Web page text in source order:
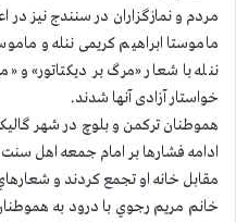
مردم و نمازگزاران در سنندج نیز
ماموستا ابراهیم کریمی ننله و
ننله با شعار «مرگ بر دیکتاتور»
خواستار آزادی آنها شدند.
هموطنان ترکمن و بلوچ در شهر
ادامه فشارها بر امام جمعه اهل
مقابل خانه او تجمع كردند و
خانم مريم رجوي با درود به